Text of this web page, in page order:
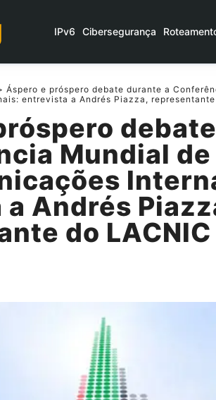
IPv6 Cibersegurança
Áspero e próspero debate durante a
entrevista a Andrés Piazza,
Mundial de
Andrés
do LACNIC